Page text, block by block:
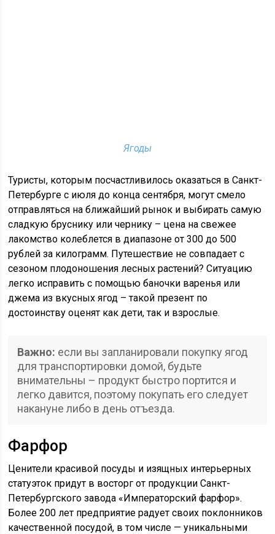
Ягоды
Туристы, которым посчастливилось оказаться в Санкт-
Петербурге с июля до конца сентября, могут смело
отправляться на ближайший рынок и выбирать самую
сладкую бруснику или чернику – цена на свежее
лакомство колеблется в диапазоне от 300 до 500
рублей за килограмм. Путешествие не совпадает с
сезоном плодоношения лесных растений? Ситуацию
легко исправить с помощью баночки варенья или
джема из вкусных ягод – такой презент по
достоинству оценят как дети, так и взрослые.
Важно: если вы запланировали покупку ягод
для транспортировки домой, будьте
внимательны – продукт быстро портится и
легко давится, поэтому покупать его следует
накануне либо в день отъезда.
Фарфор
Ценители красивой посуды и изящных интерьерных
статуэток придут в восторг от продукции Санкт-
Петербургского завода «Императорский фарфор».
Более 200 лет предприятие радует своих поклонников
качественной посудой, в том числе — уникальными